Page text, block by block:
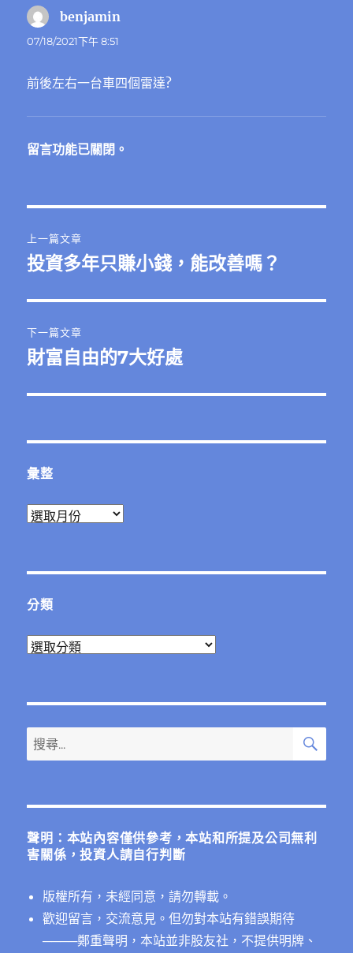
benjamin
07/18/2021下午 8:51
前後左右一台車四個雷達?
留言功能已關閉。
章
覽
上一篇文章
上
篇
文
章:
投資多年只賺小錢，能改善嗎？
下一篇文章
下
篇
章:
財富自由的7大好處
彙整
彙
分類
分
搜
尋
鍵
搜
聲明：本站內容僅供參考，本站和所提及公司無利
害關係，投資人請自行判斷
版權所有，未經同意，請勿轉載。
歡迎留言，交流意見。但勿對本站有錯誤期待
────鄭重聲明，本站並非股友社，不提供明牌、